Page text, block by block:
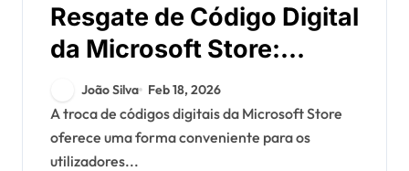
Resgate de Código Digital
da Microsoft Store:
Limites de download,
Partilha de códigos,
Disponibilidade regional
João Silva Feb 18, 2026
A troca de códigos digitais da Microsoft Store
oferece uma forma conveniente para os
utilizadores...